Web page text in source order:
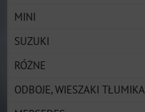
MINI
SUZUKI
RÓŻNE
ODBOJE, WIESZAKI TŁUMIKA